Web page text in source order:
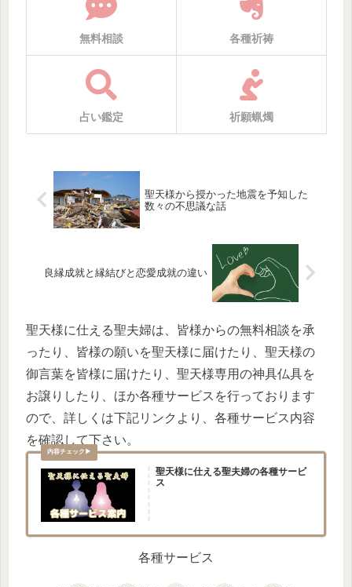
無料相談 各種祈祷
占い鑑定 祈願蝋燭
聖天様から授かった地震を予知した
数々の不思議な話
良縁成就と縁結びと恋愛成就の違い
聖天様に仕える聖夫婦は、皆様からの無料相談を承
ったり、皆様の願いを聖天様に届けたり、聖天様の
御言葉を皆様に届けたり、聖天様専用の神具仏具を
お譲りしたり、ほか各種サービスを行っております
ので、詳しくは下記リンクより、各種サービス内容
を確認して下さい。
聖天様に仕える聖夫婦の各種サービ
ス
各種サービス